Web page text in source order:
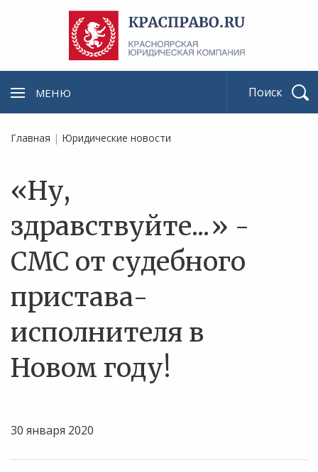
МЕНЮ
Главная | Юридические новости
«Ну,
здравствуйте...» -
СМС от судебного
пристава-
исполнителя в
Новом году!
30 января 2020